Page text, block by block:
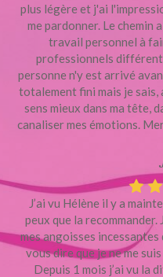
plus légère et j'ai
me pardonner. Le chemin
travail personnel à
professionnels
personne n'y est arrivé
totalement fini mais je sais,
sens mieux dans ma tête,
canaliser mes émotions.
J’ai vu Hélène il y a
peux que la
mes angoisses
vous dire que je ne me
Depuis 1 mois j’ai vu la